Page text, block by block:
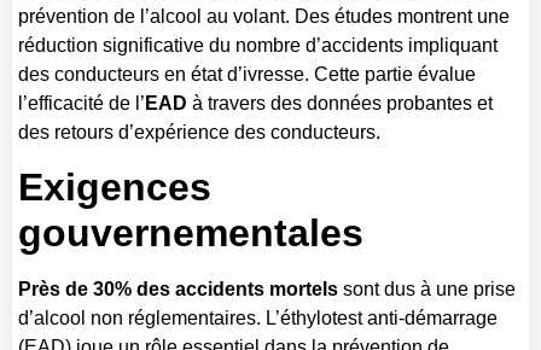
prévention de l’alcool au volant. Des études montrent une
réduction significative du nombre d’accidents impliquant
des conducteurs en état d’ivresse. Cette partie évalue
l’efficacité de l’ EAD à travers des données probantes et
des retours d’expérience des conducteurs.
Exigences
gouvernementales
Près de 30% des accidents mortels sont dus à une prise
d’alcool non réglementaires. L’éthylotest anti-démarrage